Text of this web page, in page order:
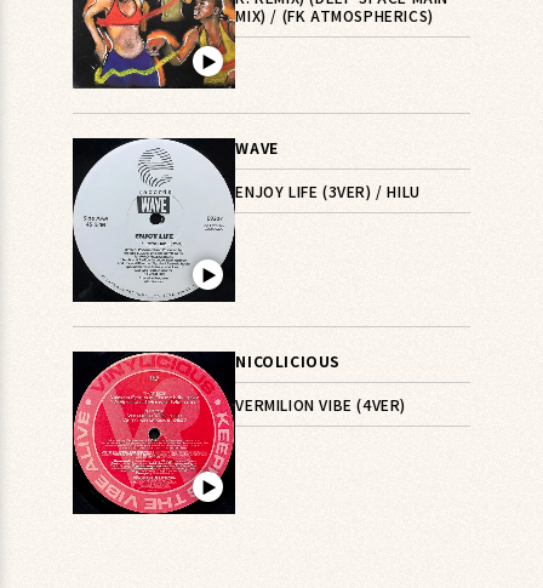
▶︎
MIX) / (FK ATMOSPHERICS)
▶︎
WAVE
ENJOY LIFE (3VER) / HILU
▶︎
NICOLICIOUS
VERMILION VIBE (4VER)